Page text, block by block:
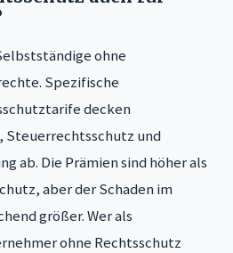
ohne
Spezifische
decken
und
ab. Die Prämien sind höher als
aber der Schaden im
größer. Wer als
ohne Rechtsschutz